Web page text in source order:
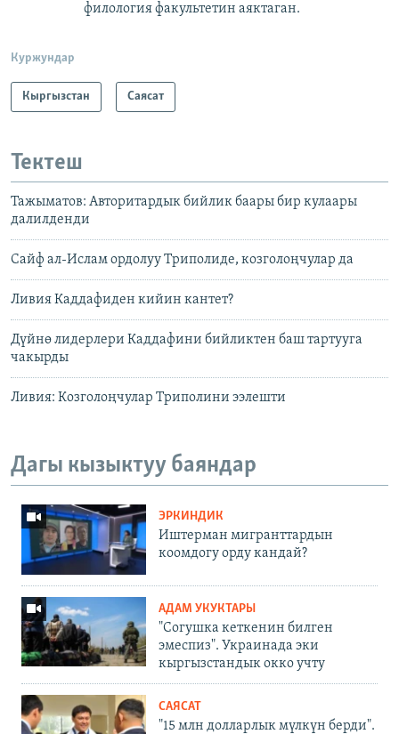
филология факультетин аяктаган.
Куржундар
Кыргызстан Саясат
Тектеш
Тажыматов: Авторитардык бийлик баары бир кулаары
далилденди
Сайф ал-Ислам ордолуу Триполиде, козголоңчулар да
Ливия Каддафиден кийин кантет?
Дүйнө лидерлери Каддафини бийликтен баш тартууга
чакырды
Ливия: Козголоңчулар Триполини ээлешти
Дагы кызыктуу баяндар
ЭРКИНДИК
Иштерман мигранттардын
коомдогу орду кандай?
АДАМ УКУКТАРЫ
"Согушка кеткенин билген
эмеспиз". Украинада эки
кыргызстандык окко учту
САЯСАТ
"15 млн долларлык мүлкүн берди".